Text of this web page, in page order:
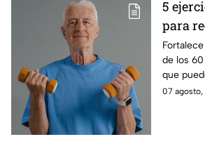
5
para
fuerza
60
de los
que
07